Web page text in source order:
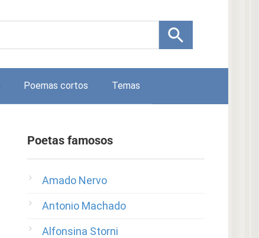
Poemas cortos Temas
Poetas famosos
Amado Nervo
Antonio Machado
Alfonsina Storni